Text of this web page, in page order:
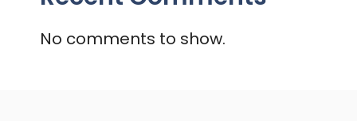
No comments to show.